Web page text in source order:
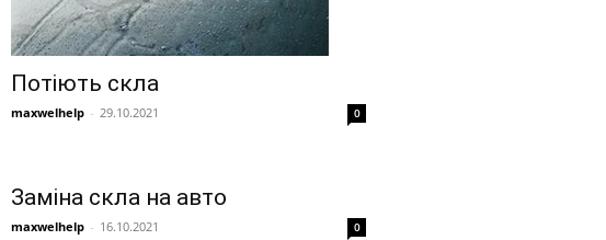
Потіють скла
maxwelhelp - 29.10.2021 0
Заміна скла на авто
maxwelhelp - 16.10.2021 0